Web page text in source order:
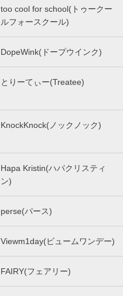
too cool for school(トゥークー
ルフォースクール)
DopeWink(ドープウインク)
とりーてぃー(Treatee)
KnockKnock(ノックノック)
Hapa Kristin(ハパクリスティ
ン)
perse(パース)
Viewm1day(ビュームワンデー)
FAIRY(フェアリー)